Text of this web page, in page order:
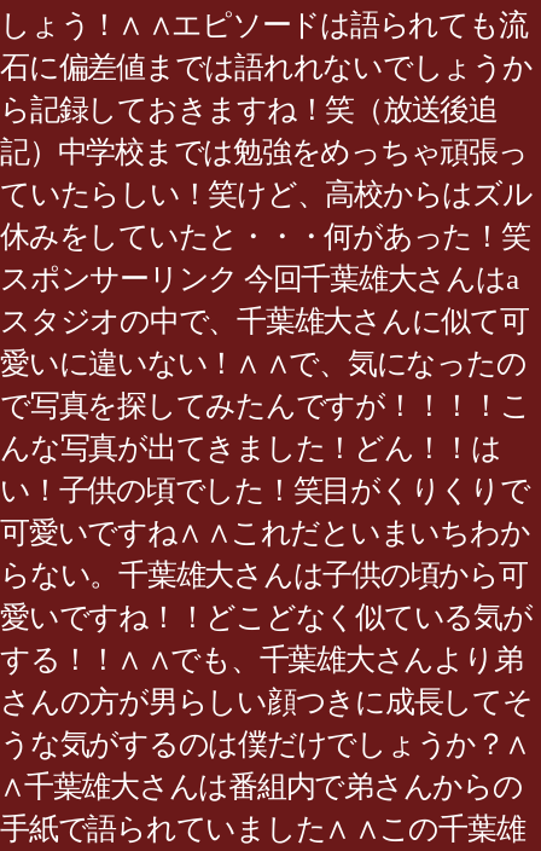
しょう！∧ ∧エピソードは語られても流
石に偏差値までは語れれないでしょうか
ら記録しておきますね！笑（放送後追
記）中学校までは勉強をめっちゃ頑張っ
ていたらしい！笑けど、高校からはズル
休みをしていたと・・・何があった！笑
スポンサーリンク 今回千葉雄大さんはa
スタジオの中で、千葉雄大さんに似て可
愛いに違いない！∧ ∧で、気になったの
で写真を探してみたんですが！！！！こ
んな写真が出てきました！どん！！は
い！子供の頃でした！笑目がくりくりで
可愛いですね∧ ∧これだといまいちわか
らない。千葉雄大さんは子供の頃から可
愛いですね！！どこどなく似ている気が
する！！∧ ∧でも、千葉雄大さんより弟
さんの方が男らしい顔つきに成長してそ
うな気がするのは僕だけでしょうか？∧
∧千葉雄大さんは番組内で弟さんからの
手紙で語られていました∧ ∧この千葉雄